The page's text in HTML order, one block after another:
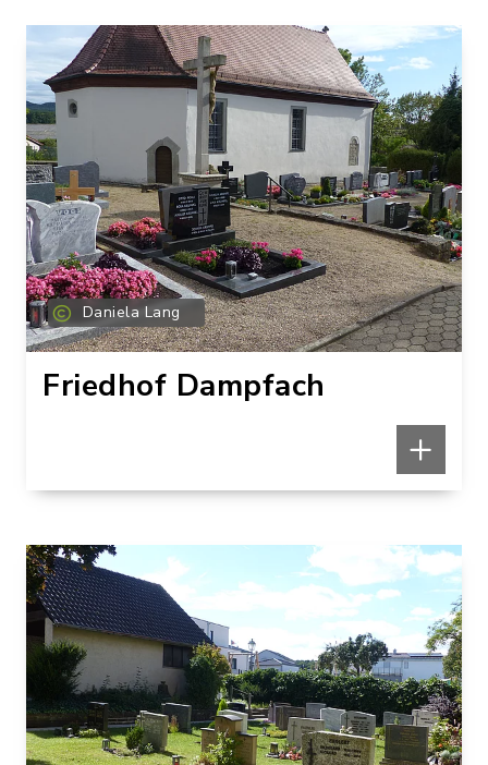
Daniela
In Karte anzeigen
Route planen
Daniela Lang
Friedhof Dampfach
In Karte anzeigen